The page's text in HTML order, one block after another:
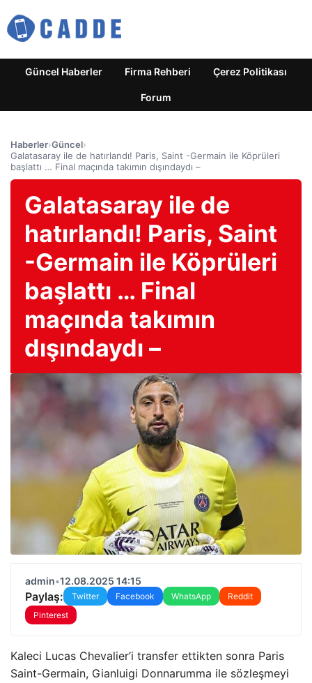
Güncel Haberler Firma Rehberi Çerez Politikası
Forum
Haberler›Güncel›
Galatasaray ile de hatırlandı! Paris, Saint -Germain ile Köprüleri
başlattı … Final maçında takımın dışındaydı –
Galatasaray ile de
hatırlandı! Paris, Saint
-Germain ile Köprüleri
başlattı … Final
maçında takımın
dışındaydı –
admin•12.08.2025 14:15
Paylaş: Twitter Facebook WhatsApp
Reddit
Pinterest
Kaleci Lucas Chevalier’i transfer ettikten sonra Paris
Saint-Germain, Gianluigi Donnarumma ile sözleşmeyi